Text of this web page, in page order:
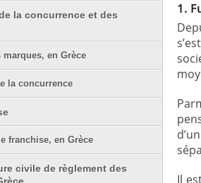
la concurrence et des
marques, en Grèce
la concurrence
franchise, en Grèce
civile de règlement des
1.
Il